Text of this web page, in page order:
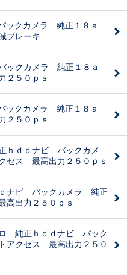
クカメラ 純正１８ａ
ブレーキ
クカメラ 純正１８ａ
５０ｐｓ
クカメラ 純正１８ａ
５０ｐｓ
ｈｄｄナビ バックカメ
セス 最高出力２５０ｐｓ
ナビ バックカメラ 純正
出力２５０ｐｓ
純正ｈｄｄナビ バック
アクセス 最高出力２５０